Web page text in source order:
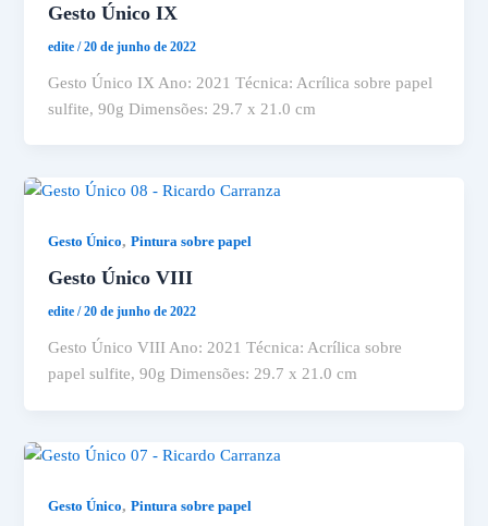
Gesto Único IX
edite/20 de junho de 2022
Gesto Único IX Ano: 2021 Técnica: Acrílica sobre papel
sulfite, 90g Dimensões: 29.7 x 21.0 cm
Gesto Único,Pintura sobre papel
Gesto Único VIII
edite/20 de junho de 2022
Gesto Único VIII Ano: 2021 Técnica: Acrílica sobre
papel sulfite, 90g Dimensões: 29.7 x 21.0 cm
Gesto Único,Pintura sobre papel